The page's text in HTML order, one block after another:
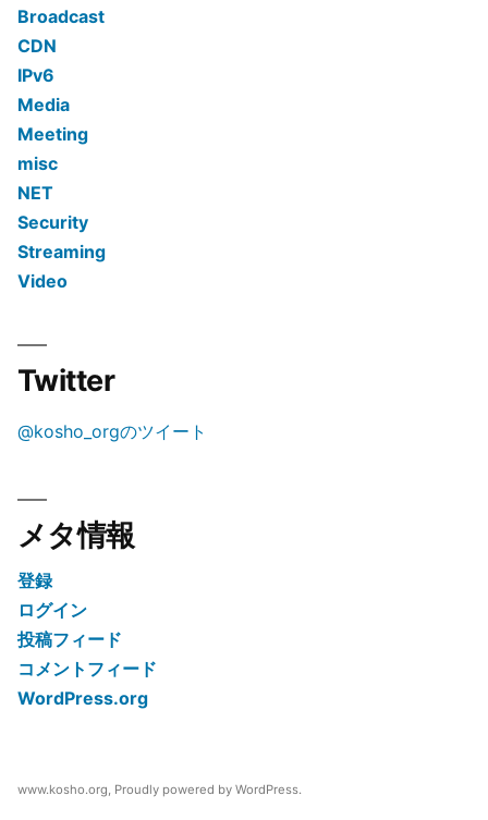
Broadcast
CDN
IPv6
Media
Meeting
misc
NET
Security
Streaming
Video
Twitter
@kosho_orgのツイート
メタ情報
登録
ログイン
投稿フィード
コメントフィード
WordPress.org
www.kosho.org, Proudly powered by WordPress.